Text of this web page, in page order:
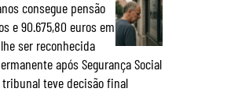
consegue pensão
e 90.675,80 euros em
ser reconhecida
após Segurança Social
teve decisão final